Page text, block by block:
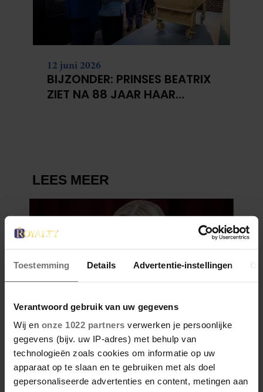
Toestemming Details Advertentie-instellingen
Verantwoord gebruik van uw gegevens
Wij en onze 1022 partners verwerken je persoonlijke
gegevens (bijv. uw IP-adres) met behulp van
technologieën zoals cookies om informatie op uw
apparaat op te slaan en te gebruiken met als doel
gepersonaliseerde advertenties en content, metingen aan
12 juni 2026
BIJZONDER: PRINSES BEATRIX
ZIET NA 88 JAAR HAAR